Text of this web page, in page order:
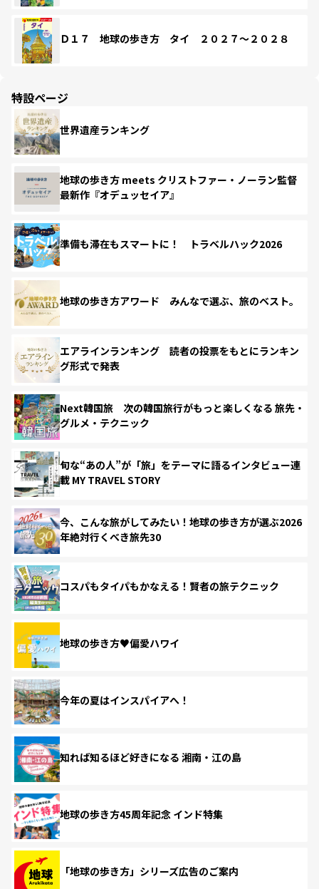
Ｄ１７ 地球の歩き方 タイ ２０２７～２０２８
特設ページ
世界遺産ランキング
地球の歩き方 meets クリストファー・ノーラン監督
最新作『オデュッセイア』
準備も滞在もスマートに！ トラベルハック2026
地球の歩き方アワード みんなで選ぶ、旅のベスト。
エアラインランキング 読者の投票をもとにランキン
グ形式で発表
Next韓国旅 次の韓国旅行がもっと楽しくなる 旅先・
グルメ・テクニック
旬な“あの人”が「旅」をテーマに語るインタビュー連
載 MY TRAVEL STORY
今、こんな旅がしてみたい！地球の歩き方が選ぶ2026
年絶対行くべき旅先30
コスパもタイパもかなえる！賢者の旅テクニック
地球の歩き方♥偏愛ハワイ
今年の夏はインスパイアへ！
知れば知るほど好きになる 湘南・江の島
地球の歩き方45周年記念 インド特集
「地球の歩き方」シリーズ広告のご案内